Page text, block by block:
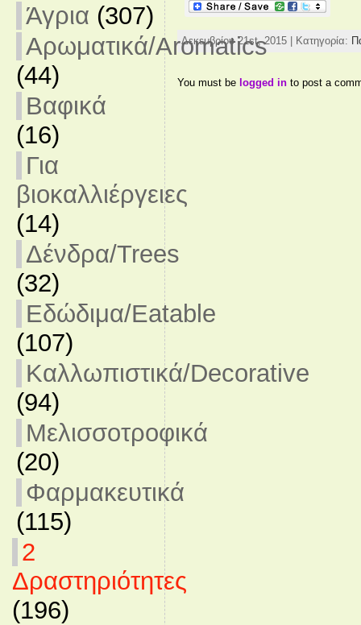
Άγρια (307)
Αρωματικά/Aromatics
(44)
Βαφικά
(16)
Για
βιοκαλλιέργειες
(14)
Δένδρα/Trees
(32)
Εδώδιμα/Eatable
(107)
Καλλωπιστικά/Decorative
(94)
Μελισσοτροφικά
(20)
Φαρμακευτικά
(115)
2
Δραστηριότητες
(196)
Δεκεμβρίου 21st, 2015 | Κατηγορία:
You must be logged into post a